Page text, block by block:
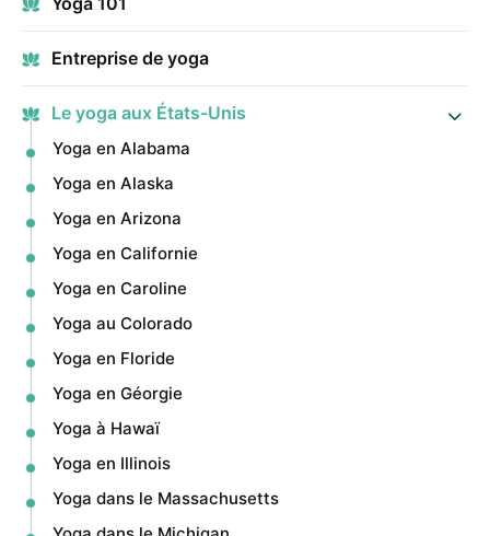
Entreprise de yoga
Le yoga aux États-Unis
Yoga en Alabama
Yoga en Alaska
Yoga en Arizona
Yoga en Californie
Yoga en Caroline
Yoga au Colorado
Yoga en Floride
Yoga en Géorgie
Yoga à Hawaï
Yoga en Illinois
Yoga dans le Massachusetts